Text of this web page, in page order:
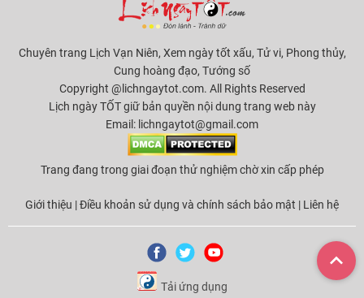
Chuyên trang Lịch Vạn Niên, Xem ngày tốt xấu, Tử vi, Phong thủy,
Cung hoàng đạo, Tướng số
Copyright @lichngaytot.com. All Rights Reserved
Lịch ngày TỐT giữ bản quyền nội dung trang web này
Email: lichngaytot@gmail.com
Trang đang trong giai đoạn thử nghiệm chờ xin cấp phép
Giới thiệu |Điều khoản sử dụng và chính sách bảo mật | Liên hệ
Tải ứng dụng